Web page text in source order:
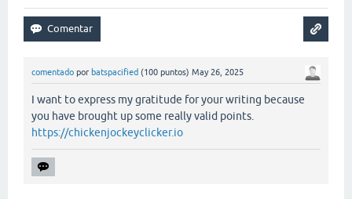
comentado por batspacified (100 puntos) May 26, 2025
I want to express my gratitude for your writing because
you have brought up some really valid points.
https://chickenjockeyclicker.io